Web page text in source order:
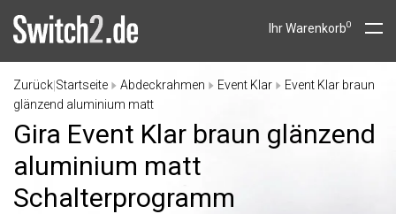
Ihr Warenkorb0
Zurück Startseite Abdeckrahmen Event Klar
Event Klar braun
glänzend aluminium matt
Gira Event Klar braun glänzend
aluminium matt
Schalterprogramm